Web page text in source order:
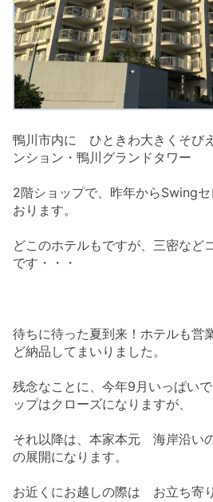
鴨川市内に ひときわ大きくそび
ンション・鴨川グランドタワー
2階ショップで、昨年からSwing
おります。
どこのホテルもですが、三密など
です・・・
待ちに待った夏到来！ホテルも営
ど納品してまいりました。
残念なことに、今年9月いっぱい
ップはクローズになりますが、
それ以降は、本家本元 海岸沿い
の展開になります。
お近くにお越しの際は お立ち寄り